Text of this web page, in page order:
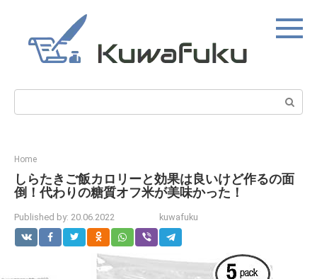
content
Search:
Home
しらたきご飯カロリーと効果は良いけど作るの面
倒！代わりの糖質オフ米が美味かった！
Published by: 20.06.2022 kuwafuku